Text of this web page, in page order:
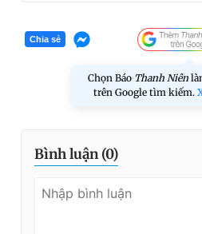
Chia sẻ
Chọn Báo Thanh Niên
trên Google tìm kiếm.
Bình luận (0)